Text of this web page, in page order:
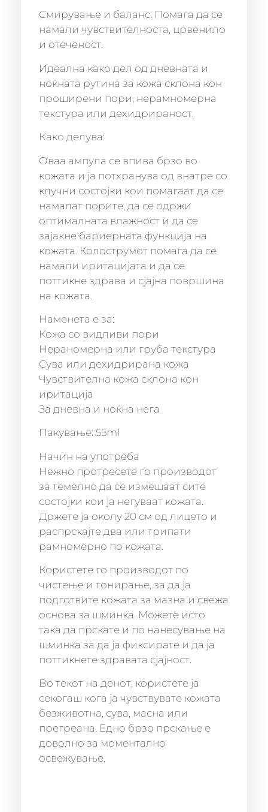
Смирување и баланс: Помага да се
намали чувствителноста, црвенило
и отеченост.
Идеална како дел од дневната и
ноќната рутина за кожа склона кон
проширени пори, нерамномерна
текстура или дехидрираност.
Како делува:
Оваа ампула се впива брзо во
кожата и ја потхранува од внатре со
клучни состојки кои помагаат да се
намалат порите, да се одржи
оптималната влажност и да се
зајакне бариерната функција на
кожата. Колострумот помага да се
намали иритацијата и да се
поттикне здрава и сјајна површина
на кожата.
Наменета е за:
Кожа со видливи пори
Нераномерна или груба текстура
Сува или дехидрирана кожа
Чувствителна кожа склона кон
иритација
За дневна и ноќна нега
Пакување: 55ml
Начин на употреба
Нежно протресете го производот
за темелно да се измешаат сите
состојки кои ја негуваат кожата.
Држете ја околу 20 см од лицето и
распрскајте два или трипати
рамномерно по кожата.
Користете го производот по
чистење и тонирање, за да ја
подготвите кожата за мазна и свежа
основа за шминка. Можете исто
така да прскате и по нанесување на
шминка за да ја фиксирате и да ја
поттикнете здравата сјајност.
Во текот на денот, користете ја
секогаш кога ја чувствувате кожата
безживотна, сува, масна или
прегреана. Едно брзо прскање е
доволно за моментално
освежување.